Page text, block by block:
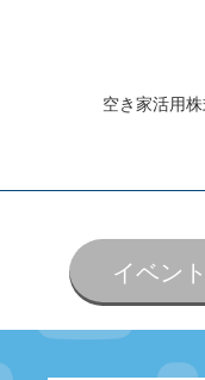
空き家活用
イベン